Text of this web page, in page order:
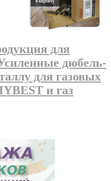
для
дюбель-
для газовых
и газ